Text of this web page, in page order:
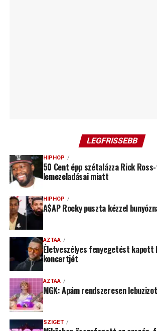
LEGFRISSEBB
HIPHOP
50 Cent épp szétalázza Rick
lemezeladásai miatt
HIPHOP
A$AP Rocky puszta kézzel
AZTAA
Életveszélyes fenyegetést kapott
koncertjét
AZTAA
MGK: Apám rendszeresen
SZIGET